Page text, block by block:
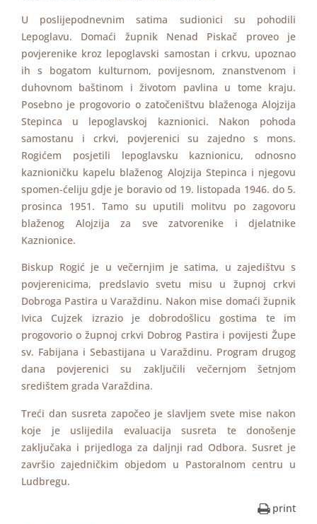
U poslijepodnevnim satima sudionici su pohodili
Lepoglavu. Domaći župnik Nenad Piskač proveo je
povjerenike kroz lepoglavski samostan i crkvu, upoznao
ih s bogatom kulturnom, povijesnom, znanstvenom i
duhovnom baštinom i životom pavlina u tome kraju.
Posebno je progovorio o zatočeništvu blaženoga Alojzija
Stepinca u lepoglavskoj kaznionici. Nakon pohoda
samostanu i crkvi, povjerenici su zajedno s mons.
Rogićem posjetili lepoglavsku kaznionicu, odnosno
kaznioničku kapelu blaženog Alojzija Stepinca i njegovu
spomen-ćeliju gdje je boravio od 19. listopada 1946. do 5.
prosinca 1951. Tamo su uputili molitvu po zagovoru
blaženog Alojzija za sve zatvorenike i djelatnike
Kaznionice.
Biskup Rogić je u večernjim je satima, u zajedištvu s
povjerenicima, predslavio svetu misu u župnoj crkvi
Dobroga Pastira u Varaždinu. Nakon mise domaći župnik
Ivica Cujzek izrazio je dobrodošlicu gostima te im
progovorio o župnoj crkvi Dobrog Pastira i povijesti Župe
sv. Fabijana i Sebastijana u Varaždinu. Program drugog
dana povjerenici su zaključili večernjom šetnjom
središtem grada Varaždina.
Treći dan susreta započeo je slavljem svete mise nakon
koje je uslijedila evaluacija susreta te donošenje
zaključaka i prijedloga za daljnji rad Odbora. Susret je
završio zajedničkim objedom u Pastoralnom centru u
Ludbregu.
print